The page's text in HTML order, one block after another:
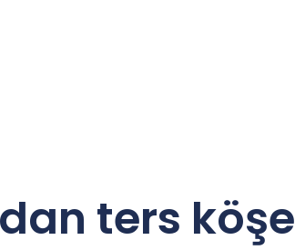
ters köşe